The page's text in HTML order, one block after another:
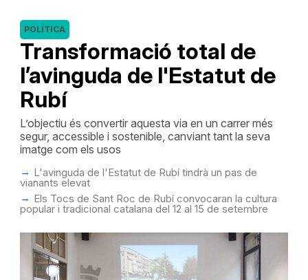
Transformació total de
l’avinguda de l'Estatut de
Rubí
POLÍTICA
L’objectiu és convertir aquesta via en un carrer més
segur, accessible i sostenible, canviant tant la seva
imatge com els usos
L'avinguda de l'Estatut de Rubí tindrà un pas de
vianants elevat
Els Tocs de Sant Roc de Rubí convocaran la cultura
popular i tradicional catalana del 12 al 15 de setembre